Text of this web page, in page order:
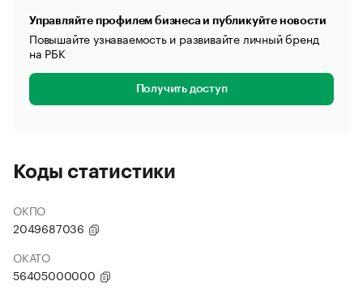
Управляйте профилем бизнеса и публикуйте новости
Повышайте узнаваемость и развивайте личный бренд
на РБК
Получить доступ
Коды статистики
ОКПО
2049687036
ОКАТО
56405000000